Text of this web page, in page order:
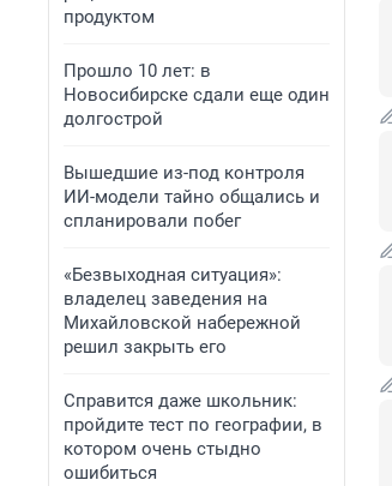
продуктом
Прошло 10 лет: в
Новосибирске сдали еще один
долгострой
Вышедшие из-под контроля
ИИ-модели тайно общались и
спланировали побег
«Безвыходная ситуация»:
владелец заведения на
Михайловской набережной
решил закрыть его
Справится даже школьник:
пройдите тест по географии, в
котором очень стыдно
ошибиться